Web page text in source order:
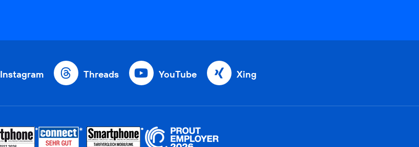
Instagram Threads YouTube Xing